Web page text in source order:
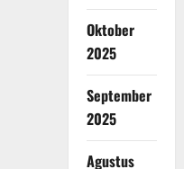
Oktober
2025
September
2025
Agustus